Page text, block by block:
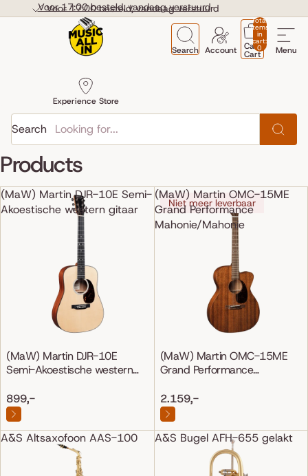
Voor 17:00 besteld, vandaag verstuurd
Voor 17:00 besteld, vandaag verstuurd
Menu
Search
Experience Store
Account
Total
items
in
cart:
0
Cart
Cart
Search
Products
(MaW) Martin DJR-10E Semi-
Akoestische western gitaar
(MaW) Martin DJR-10E
Semi-Akoestische western
899,-
(MaW) Martin OMC-15ME
Grand Performance
Mahonie/Mahonie
Niet meer leverbaar
(MaW) Martin OMC-15ME
Grand Performance
2.159,-
A&S Altsaxofoon AAS-100 A&S Bugel AFH-655 gelakt